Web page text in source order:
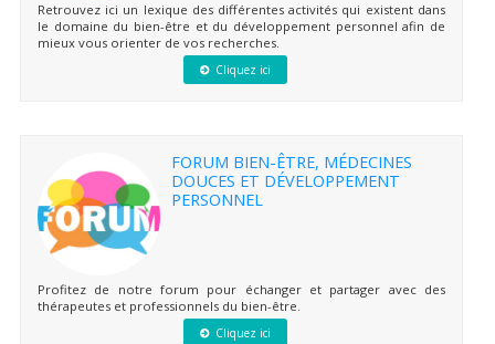
Retrouvez ici un lexique des différentes activités qui existent dans
le domaine du bien-être et du développement personnel afin de
mieux vous orienter de vos recherches.
Cliquez ici
FORUM BIEN-ÊTRE, MÉDECINES
DOUCES ET DÉVELOPPEMENT
PERSONNEL
Profitez de notre forum pour échanger et partager avec des
thérapeutes et professionnels du bien-être.
Cliquez ici